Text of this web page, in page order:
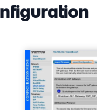
Show larger version